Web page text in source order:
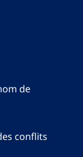
de
conflits